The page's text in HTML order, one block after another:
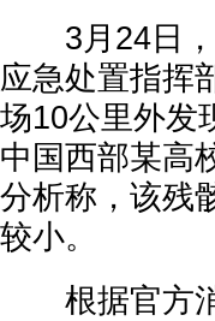
3月24日，
应急处置指挥
场10公里外发
中国西部某高
分析称，该残
较小。
根据官方消